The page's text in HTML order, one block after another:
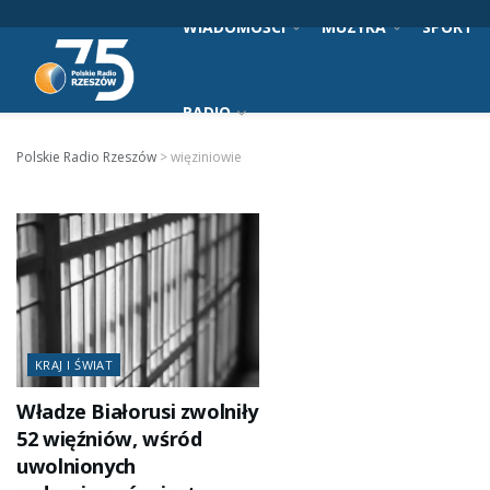
WIADOMOŚCI MUZYKA SPORT
RADIO
Polskie Radio Rzeszów >więziniowie
KRAJ I ŚWIAT
Władze Białorusi zwolniły
52 więźniów, wśród
uwolnionych